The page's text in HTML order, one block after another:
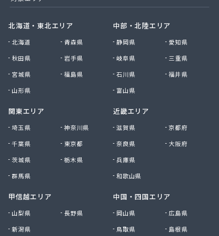
株式会社山田幸一商店
株式会社小林本店
株式会社小林本店稲沢店
株式会社松村プロパン部
株式会社新東
株式会社森上製油所
株式会社杉浦林産給油所
株式会社清川商店
株式会社青木サービス
株式会社石川鉄沖商店
株式会社石泰商会
株式会社鷹羽商店
株式会社中部燃料
株式会社土川油店 L.P.G充填所
北海道・東北エリア
北海道
青森県
秋田県
岩手県
宮城県
福島県
山形県
関東エリア
埼玉県
神奈川県
千葉県
東京都
茨城県
栃木県
群馬県
甲信越エリア
山梨県
長野県
新潟県
中部・北陸エリア
静岡県
愛知県
岐阜県
三重県
石川県
福井県
富山県
近畿エリア
滋賀県
京都府
奈良県
大阪府
兵庫県
和歌山県
中国・四国エリア
岡山県
広島県
鳥取県
島根県